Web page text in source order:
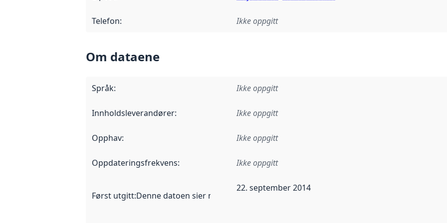
Telefon: Ikke oppgitt
Om dataene
Språk: Ikke oppgitt
Innholdsleverandører: Ikke oppgitt
Opphav: Ikke oppgitt
Oppdateringsfrekvens: Ikke oppgitt
Først utgitt:Denne datoen sier når dataene i dette datasettet første gang ble utgitt. Det kan
22. september 2014